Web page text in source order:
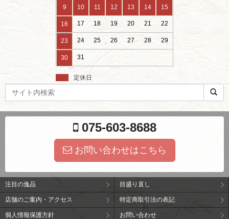
9 10 11 12 13 14 15
16 17 18 19 20 21 22
23 24 25 26 27 28 29
30 31
定休日
ー
075-603-8688
お問い合わせはこちら
注目の逸品 目盛り直し
店舗のご案内・アクセス 特定商取引法の表記
個人情報保護方針 お問い合わせ